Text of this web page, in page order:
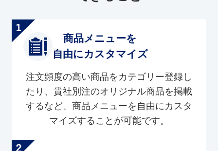
商品メニューを
自由にカスタマイズ
注文頻度の高い商品をカテゴリー登録し
たり、貴社別注のオリジナル商品を掲載
するなど、商品メニューを自由にカスタ
マイズすることが可能です。